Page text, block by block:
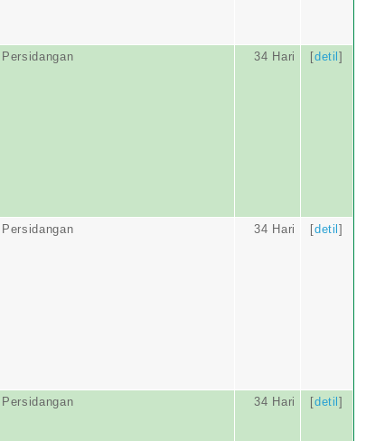
Persidangan 34 Hari [detil]
Persidangan 34 Hari [detil]
Persidangan 34 Hari [detil]